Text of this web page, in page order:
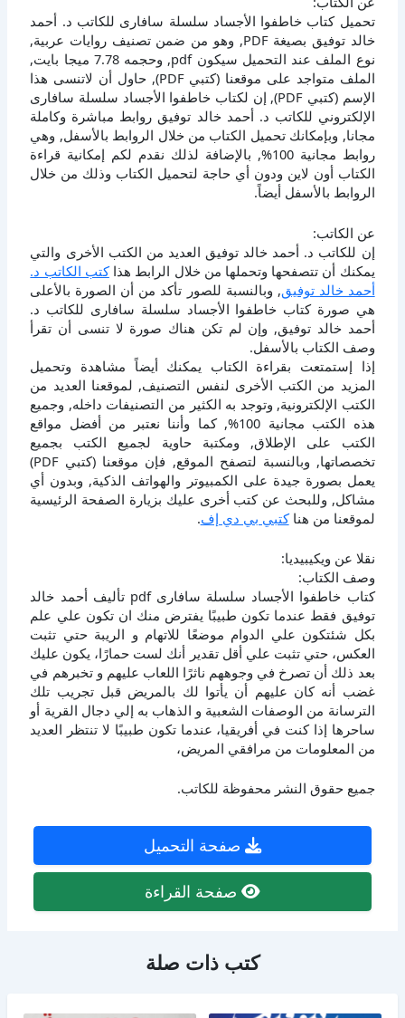
تحميل كتاب خاطفوا الأجساد سلسلة سافارى للكاتب د. أحمد
خالد توفيق بصيغة PDF, وهو من ضمن تصنيف روايات عربية,
نوع الملف عند التحميل سيكون pdf, وحجمه 7.78 ميجا بايت,
الملف متواجد على موقعنا (كتبي PDF), حاول أن لاتنسى هذا
الإسم (كتبي PDF), إن لكتاب خاطفوا الأجساد سلسلة سافارى
الإلكتروني للكاتب د. أحمد خالد توفيق روابط مباشرة وكاملة
مجانا, وبإمكانك تحميل الكتاب من خلال الروابط بالأسفل, وهي
روابط مجانية 100%, بالإضافة لذلك نقدم لكم إمكانية قراءة
الكتاب أون لاين ودون أي حاجة لتحميل الكتاب وذلك من خلال
الروابط بالأسفل أيضاً.
عن الكاتب:
إن للكاتب د. أحمد خالد توفيق العديد من الكتب الأخرى والتي
يمكنك أن تتصفحها وتحملها من خلال الرابط هذاكتب الكاتب د.
أحمد خالد توفيق, وبالنسبة للصور تأكد من أن الصورة بالأعلى
هي صورة كتاب خاطفوا الأجساد سلسلة سافارى للكاتب د.
أحمد خالد توفيق, وإن لم تكن هناك صورة لا تنسى أن تقرأ
وصف الكتاب بالأسفل.
إذا إستمتعت بقراءة الكتاب يمكنك أيضاً مشاهدة وتحميل
المزيد من الكتب الأخرى لنفس التصنيف, لموقعنا العديد من
الكتب الإلكترونية, وتوجد به الكثير من التصنيفات داخله, وجميع
هذه الكتب مجانية 100%, كما وأننا نعتبر من أفضل مواقع
الكتب على الإطلاق, ومكتبة حاوية لجميع الكتب بجميع
تخصصاتها, وبالنسبة لتصفح الموقع, فإن موقعنا (كتبي PDF)
يعمل بصورة جيدة على الكمبيوتر والهواتف الذكية, وبدون أي
مشاكل, وللبحث عن كتب أخرى عليك بزيارة الصفحة الرئيسية
لموقعنا من هناكتبي بي دي إف.
نقلا عن ويكيبيديا:
وصف الكتاب:
كتاب خاطفوا الأجساد سلسلة سافارى pdf تأليف أحمد خالد
توفيق فقط عندما تكون طبيبًا يفترض منك ان تكون علي علم
بكل شئتكون علي الدوام موضعًا للاتهام و الريبة حتي تثبت
العكس، حتي تثبت علي أقل تقدير أنك لست حمارًا، يكون عليك
بعد ذلك أن تصرخ في وجوههم ناثرًا اللعاب عليهم و تخبرهم في
غضب أنه كان عليهم أن يأتوا لك بالمريض قبل تجريب تلك
الترسانة من الوصفات الشعبية و الذهاب به إلي دجال القرية أو
ساحرها إذا كنت في أفريقيا، عندما تكون طبيبًا لا تنتظر العديد
من المعلومات من مرافقي المريض،
جميع حقوق النشر محفوظة للكاتب.
صفحة التحميل
صفحة القراءة
كتب ذات صلة